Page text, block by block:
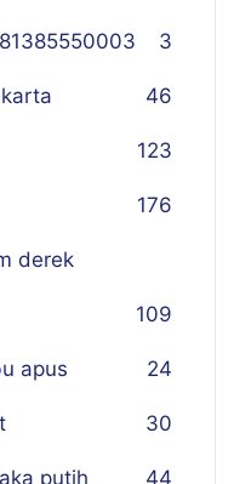
3
46
123
176
derek
109
apus 24
30
putih 44